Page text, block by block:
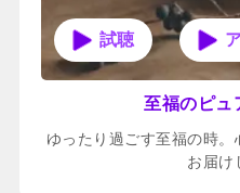
至福のピュ
ゆったり過ごす至福の時
お届け